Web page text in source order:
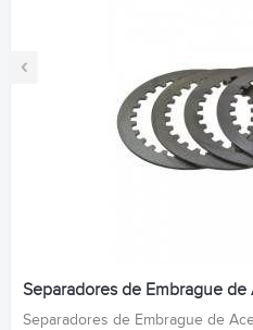
‹
Separadores de Embrague de
Separadores de Embrague de